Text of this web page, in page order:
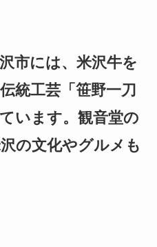
市には、米沢牛を
統工芸「笹野一刀
います。観音堂の
の文化やグルメも